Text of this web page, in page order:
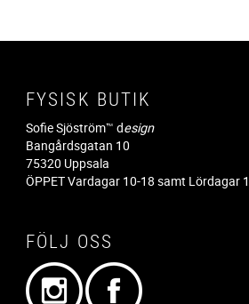
FYSISK BUTIK
Sofie Sjöström™ design
Bangårdsgatan 10
75320 Uppsala
ÖPPET Vardagar 10-18 samt Lördagar
FÖLJ OSS